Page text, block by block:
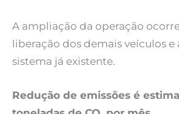
A ampliação da operação
liberação dos demais veículos e
sistema já existente.
Redução de emissões é